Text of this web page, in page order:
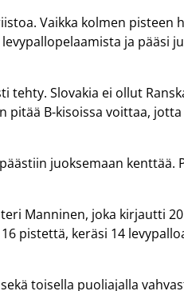
Vaikka kolmen pisteen
ja pääsi
Slovakia ei ollut
B-kisoissa voittaa,
juoksemaan kenttää.
Manninen, joka kirjautti
pistettä, keräsi 14
toisella puoliajalla